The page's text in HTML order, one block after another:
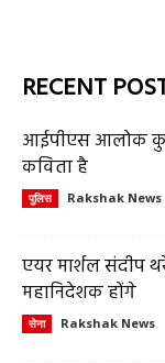
RECENT
आईपीएस आलोक
कविता है
पुलिस Rakshak News
एयर मार्शल संदीप
महानिदेशक होंगे
सेना Rakshak News